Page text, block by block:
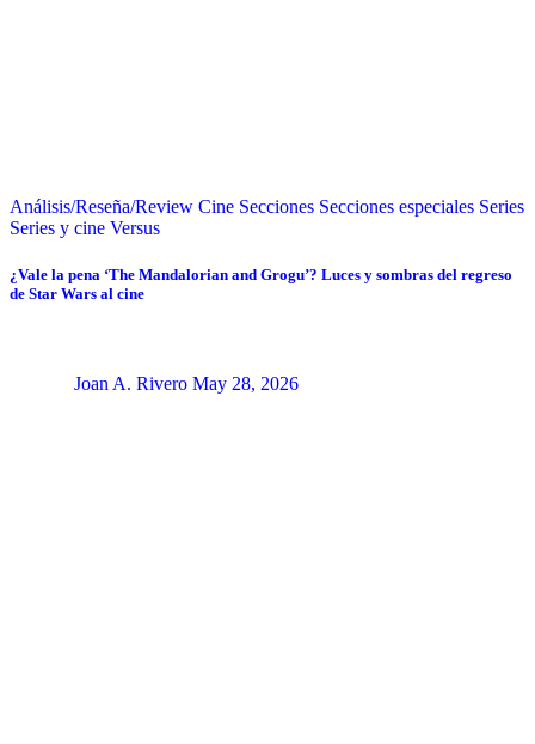
Análisis/Reseña/Review Cine Secciones Secciones especiales Series
Series y cine Versus
¿Vale la pena ‘The Mandalorian and Grogu’? Luces y sombras del regreso
de Star Wars al cine
Joan A. Rivero May 28, 2026